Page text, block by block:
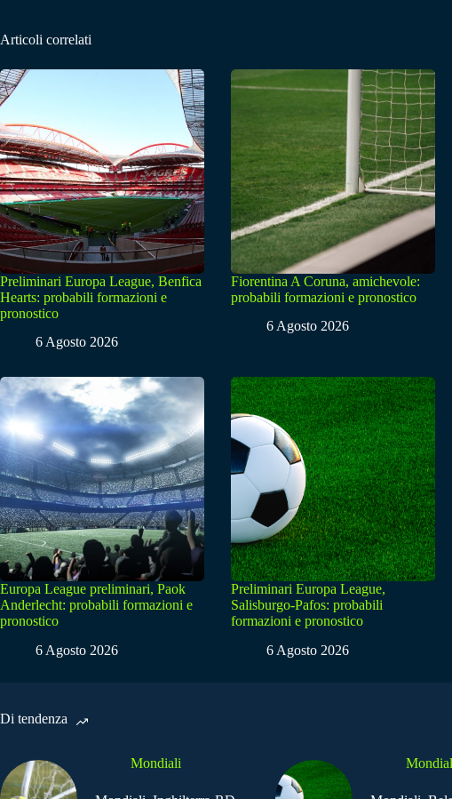
Articoli correlati
Preliminari Europa League, Benfica
Hearts: probabili formazioni e
pronostico
6 Agosto 2026
Fiorentina A Coruna, amichevole:
probabili formazioni e pronostico
6 Agosto 2026
Europa League preliminari, Paok
Anderlecht: probabili formazioni e
pronostico
6 Agosto 2026
Preliminari Europa League,
Salisburgo-Pafos: probabili
formazioni e pronostico
6 Agosto 2026
Di tendenza
Mondiali